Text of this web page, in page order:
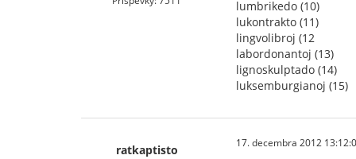
lumbrikedo (10)
lukontrakto (11)
lingvolibroj (12
labordonantoj (13)
lignoskulptado (14)
luksemburgianoj (15)
ratkaptisto 17. decembra 2012